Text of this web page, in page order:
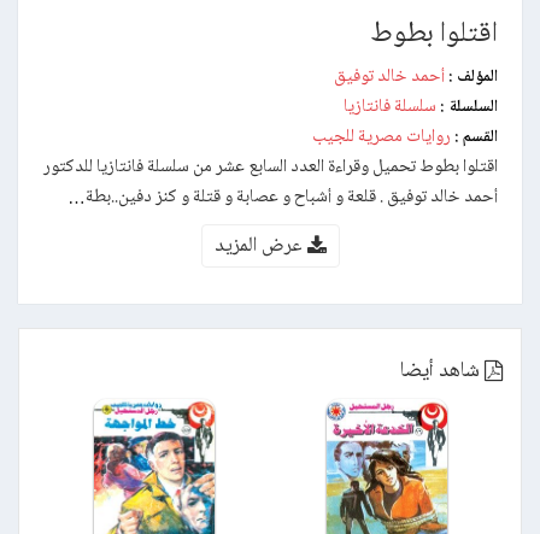
اقتلوا بطوط
المؤلف : أحمد خالد توفيق
السلسلة : سلسلة فانتازيا
القسم : روايات مصرية للجيب
اقتلوا بطوط تحميل وقراءة العدد السابع عشر من سلسلة فانتازيا للدكتور
أحمد خالد توفيق . قلعة و أشباح و عصابة و قتلة و كنز دفين..بطة…
عرض المزيد
شاهد أيضا